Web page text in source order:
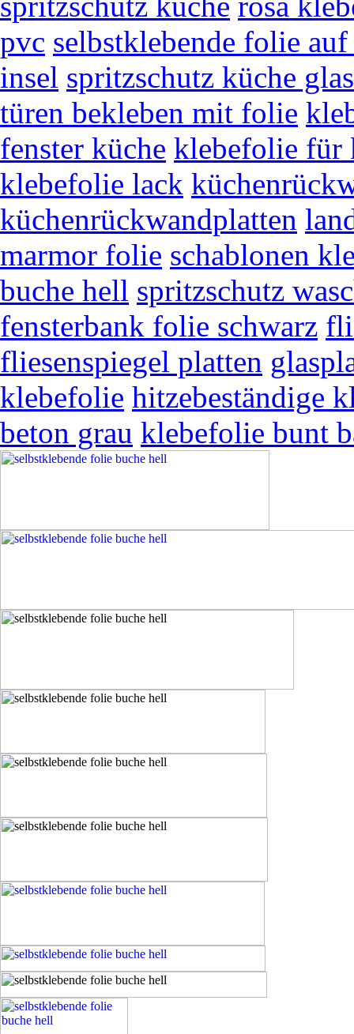
pvc selbstklebende folie
insel spritzschutz küche
türen bekleben mit folie
fenster küche klebefolie für
klebefolie lack
küchenrückwandplatten
marmor folie schablonen
buche hell spritzschutz
fensterbank folie schwarz
fliesenspiegel platten
klebefolie hitzebeständige
beton grau klebefolie bunt